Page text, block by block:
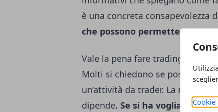
Cookie
è una concreta consapevolezza
che possono permettere
Vale la pena fare trading online?
Molti si chiedono se possa
un’attività da trader. La risposta
dipende. Se si ha voglia e la